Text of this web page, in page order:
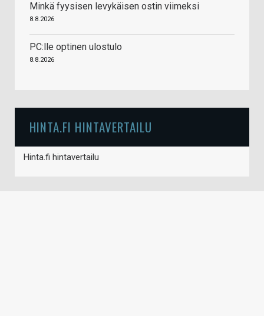
Minkä fyysisen levykäisen ostin viimeksi
8.8.2026
PC:lle optinen ulostulo
8.8.2026
HINTA.FI HINTAVERTAILU
Hinta.fi hintavertailu